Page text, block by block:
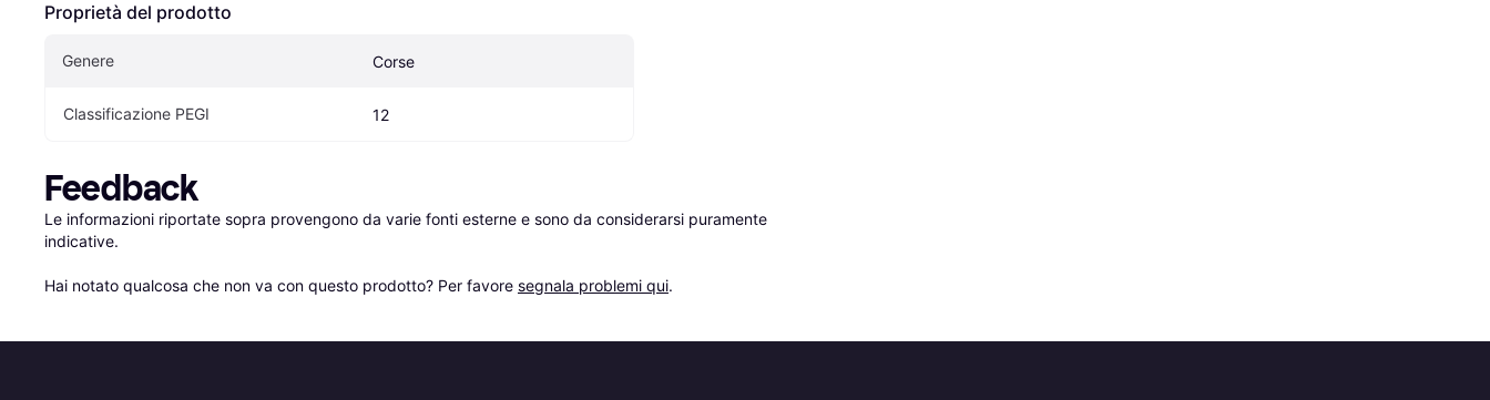
Proprietà del prodotto
Genere Corse
Classificazione PEGI 12
Feedback
Le informazioni riportate sopra provengono da varie fonti esterne e sono da considerarsi puramente
indicative.
Hai notato qualcosa che non va con questo prodotto? Per favore segnala problemi qui.